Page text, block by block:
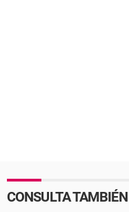
CONSULTA TAMBIÉN